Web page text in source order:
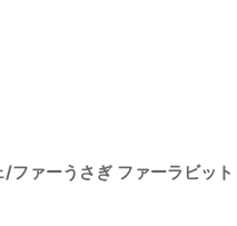
ファーうさぎ ファーラビット